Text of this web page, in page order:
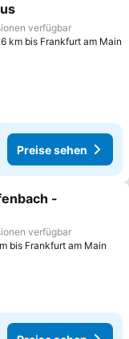
hinzufügen
verfügbar
km bis Frankfurt am Main
Preise sehen
hinzufügen
-
verfügbar
bis Frankfurt am Main